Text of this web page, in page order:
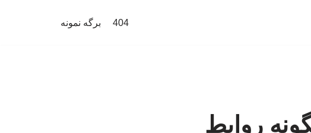
404 برگه نمونه
روابط